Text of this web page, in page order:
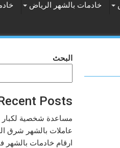
خادمات بالشهر الرياض
البحث
Posts
مساعدة شخصية لكبار السن
عاملات بالشهر شرق الرياض
ارقام خادمات بالشهر في